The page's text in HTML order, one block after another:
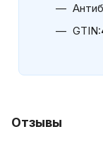
GTIN:
Отзывы